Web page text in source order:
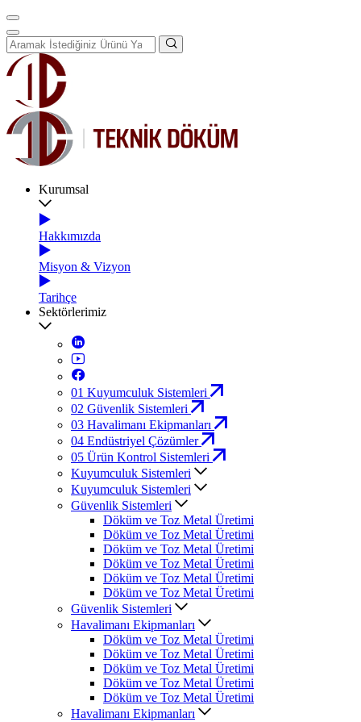
Kurumsal
Hakkımızda
Misyon & Vizyon
Tarihçe
Sektörlerimiz
01 Kuyumculuk Sistemleri
02 Güvenlik Sistemleri
03 Havalimanı Ekipmanları
04 Endüstriyel Çözümler
05 Ürün Kontrol Sistemleri
Kuyumculuk Sistemleri
Kuyumculuk Sistemleri
Güvenlik Sistemleri
Döküm ve Toz Metal Üretimi
Döküm ve Toz Metal Üretimi
Döküm ve Toz Metal Üretimi
Döküm ve Toz Metal Üretimi
Döküm ve Toz Metal Üretimi
Döküm ve Toz Metal Üretimi
Güvenlik Sistemleri
Havalimanı Ekipmanları
Döküm ve Toz Metal Üretimi
Döküm ve Toz Metal Üretimi
Döküm ve Toz Metal Üretimi
Döküm ve Toz Metal Üretimi
Döküm ve Toz Metal Üretimi
Havalimanı Ekipmanları